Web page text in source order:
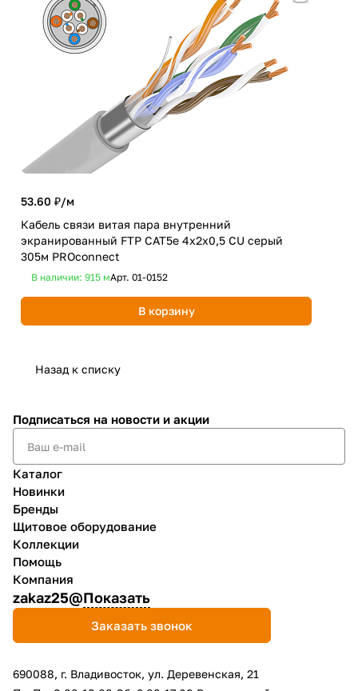
53.60 ₽/м
Кабель связи витая пара внутренний
экранированный FTP CAT5e 4х2х0,5 CU серый
305м PROconnect
В наличии: 915 мАрт. 01-0152
В корзину
Назад к списку
Подписаться на новости и акции
Каталог
Новинки
Бренды
Щитовое оборудование
Коллекции
Помощь
Компания
zakaz25@Показать
Заказать звонок
690088, г. Владивосток, yл. Деревенская, 21